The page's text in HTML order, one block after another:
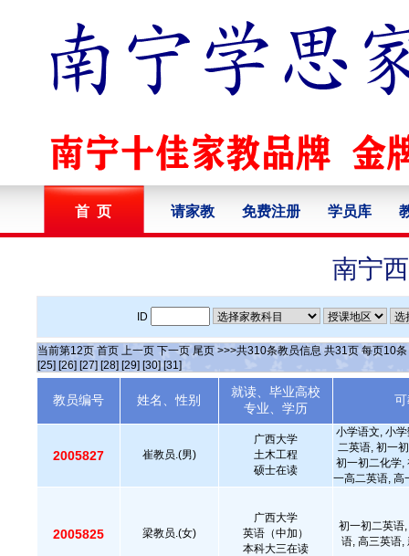
首 页 请家教 免费注册 学员库
南宁
ID
当前第12页 首页 上一页 下一页 尾页 >>>共310条教员信息 共31页 每页10条
[25] [26] [27] [28] [29] [30] [31]
教员编号 姓名、性别
就读、毕业高校
专业、学历
2005827 崔教员.(男)
广西大学
土木工程
硕士在读
小学语文, 小
二英语, 初一
初一初二化学,
一高二英语, 高
2005825 梁教员.(女)
广西大学
英语（中加）
本科大三在读
初一初二英语
语, 高三英语,